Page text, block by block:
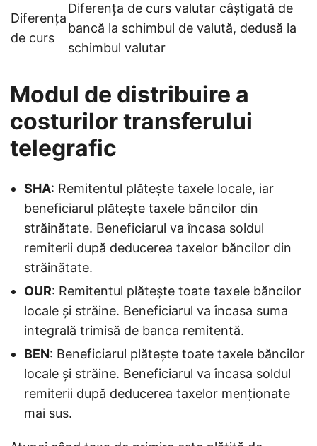
Diferența
de curs
Diferența de curs valutar câștigată de
bancă la schimbul de valută, dedusă la
schimbul valutar
Modul de distribuire a
costurilor transferului
telegrafic
SHA: Remitentul plătește taxele locale, iar
beneficiarul plătește taxele băncilor din
străinătate. Beneficiarul va încasa soldul
remiterii după deducerea taxelor băncilor din
străinătate.
OUR: Remitentul plătește toate taxele băncilor
locale și străine. Beneficiarul va încasa suma
integrală trimisă de banca remitentă.
BEN: Beneficiarul plătește toate taxele băncilor
locale și străine. Beneficiarul va încasa soldul
remiterii după deducerea taxelor menționate
mai sus.